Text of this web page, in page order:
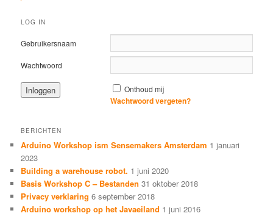
LOG IN
Gebruikersnaam
Wachtwoord
Onthoud mij
Wachtwoord vergeten?
BERICHTEN
Arduino Workshop ism Sensemakers Amsterdam 1 januari
2023
Building a warehouse robot. 1 juni 2020
Basis Workshop C – Bestanden 31 oktober 2018
Privacy verklaring 6 september 2018
Arduino workshop op het Javaeiland 1 juni 2016